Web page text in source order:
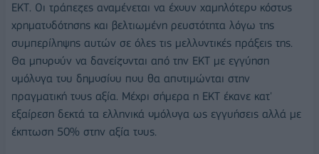
ΕΚΤ. Οι τράπεζες αναμένεται να έχουν χαμηλότερο κόστος
χρηματοδότησης και βελτιωμένη ρευστότητα λόγω της
συμπερίληψης αυτών σε όλες τις μελλοντικές πράξεις της.
Θα μπορούν να δανείζονται από την ΕΚΤ με εγγύηση
ομόλογα του δημοσίου που θα αποτιμώνται στην
πραγματική τους αξία. Μέχρι σήμερα η ΕΚΤ έκανε κατ'
εξαίρεση δεκτά τα ελληνικά ομόλογα ως εγγυήσεις αλλά με
έκπτωση 50% στην αξία τους.